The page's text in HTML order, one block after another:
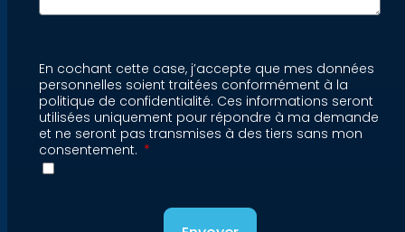
En cochant cette case, j’accepte que mes données
personnelles soient traitées conformément à la
politique de confidentialité. Ces informations seront
utilisées uniquement pour répondre à ma demande
et ne seront pas transmises à des tiers sans mon
consentement.